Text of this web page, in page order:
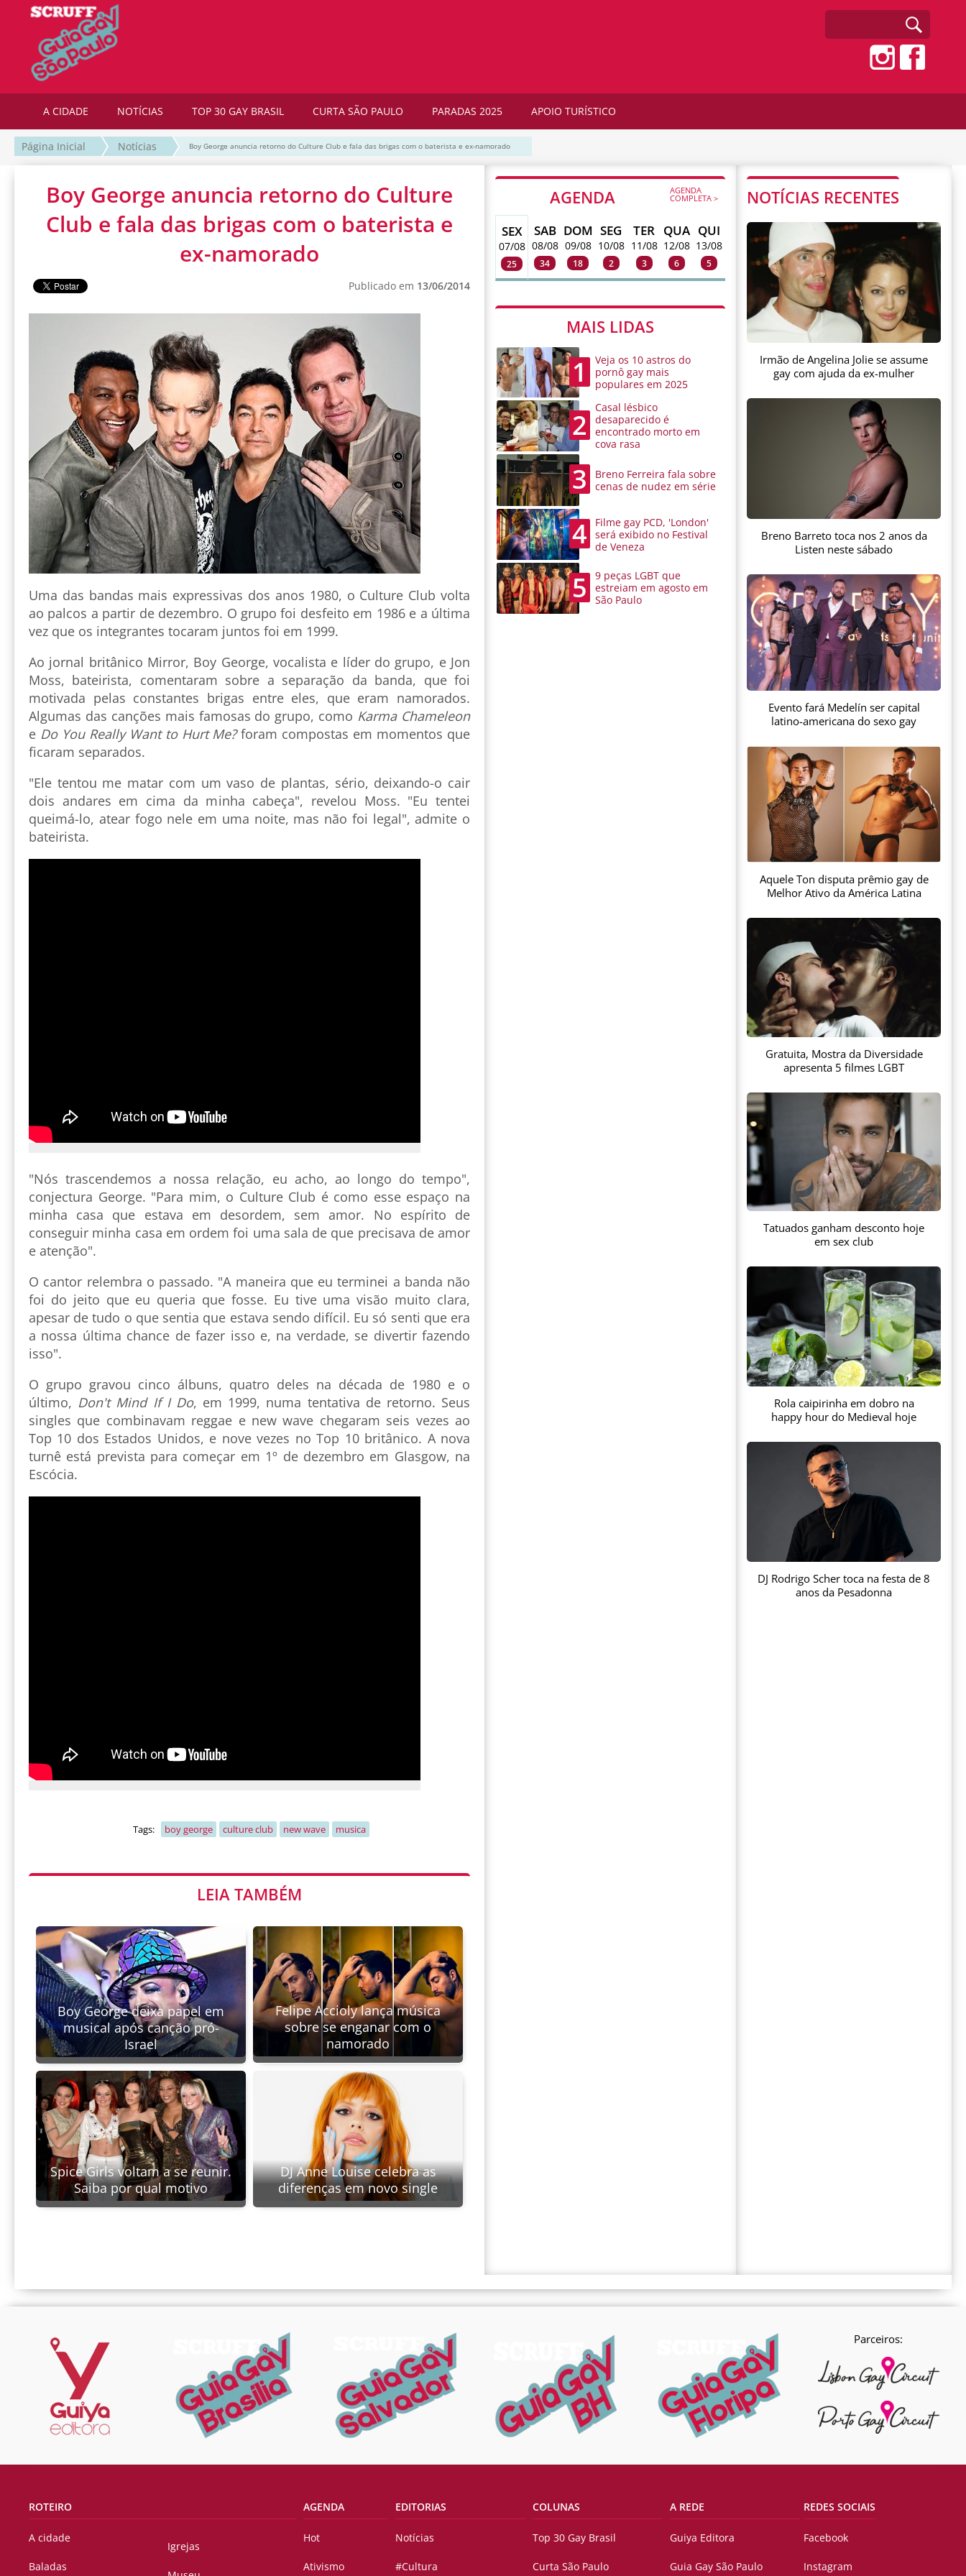
A CIDADE NOTÍCIAS TOP 30 GAY BRASIL CURTA SÃO PAULO PARADAS 2025 APOIO TURÍSTICO
Página Inicial Notícias Boy George anuncia retorno do Culture Club e fala das brigas com o baterista e ex-namorado
Boy George anuncia retorno do Culture
Club e fala das brigas com o baterista e
ex-namorado
Publicado em 13/06/2014
Uma das bandas mais expressivas dos anos 1980, o Culture Club volta
ao palcos a partir de dezembro. O grupo foi desfeito em 1986 e a última
vez que os integrantes tocaram juntos foi em 1999.
Ao jornal britânico Mirror, Boy George, vocalista e líder do grupo, e Jon
Moss, bateirista, comentaram sobre a separação da banda, que foi
motivada pelas constantes brigas entre eles, que eram namorados.
Algumas das canções mais famosas do grupo, como Karma Chameleon
e Do You Really Want to Hurt Me?foram compostas em momentos que
ficaram separados.
"Ele tentou me matar com um vaso de plantas, sério, deixando-o cair
dois andares em cima da minha cabeça", revelou Moss. "Eu tentei
queimá-lo, atear fogo nele em uma noite, mas não foi legal", admite o
bateirista.
"Nós trascendemos a nossa relação, eu acho, ao longo do tempo",
conjectura George. "Para mim, o Culture Club é como esse espaço na
minha casa que estava em desordem, sem amor. No espírito de
conseguir minha casa em ordem foi uma sala de que precisava de amor
e atenção".
O cantor relembra o passado. "A maneira que eu terminei a banda não
foi do jeito que eu queria que fosse. Eu tive uma visão muito clara,
apesar de tudo o que sentia que estava sendo difícil. Eu só senti que era
a nossa última chance de fazer isso e, na verdade, se divertir fazendo
isso".
O grupo gravou cinco álbuns, quatro deles na década de 1980 e o
último, Don't Mind If I Do, em 1999, numa tentativa de retorno. Seus
singles que combinavam reggae e new wave chegaram seis vezes ao
Top 10 dos Estados Unidos, e nove vezes no Top 10 britânico. A nova
turnê está prevista para começar em 1º de dezembro em Glasgow, na
Escócia.
Tags: boy george culture club new wave musica
LEIA TAMBÉM
Boy George deixa papel em
musical após canção pró-
Israel
Felipe Accioly lança música
sobre se enganar com o
namorado
Spice Girls voltam a se reunir.
Saiba por qual motivo
DJ Anne Louise celebra as
diferenças em novo single
AGENDA AGENDA
COMPLETA >
SEX
07/08
25
SAB
08/08
34
DOM
09/08
18
SEG
10/08
2
TER
11/08
3
QUA
12/08
6
QUI
13/08
5
MAIS LIDAS
1
Veja os 10 astros do
pornô gay mais
populares em 2025
2
Casal lésbico
desaparecido é
encontrado morto em
cova rasa
3
Breno Ferreira fala sobre
cenas de nudez em série
4
Filme gay PCD, 'London'
será exibido no Festival
de Veneza
5
9 peças LGBT que
estreiam em agosto em
São Paulo
NOTÍCIAS RECENTES
Irmão de Angelina Jolie se assume
gay com ajuda da ex-mulher
Breno Barreto toca nos 2 anos da
Listen neste sábado
Evento fará Medelín ser capital
latino-americana do sexo gay
Aquele Ton disputa prêmio gay de
Melhor Ativo da América Latina
Gratuita, Mostra da Diversidade
apresenta 5 filmes LGBT
Tatuados ganham desconto hoje
em sex club
Rola caipirinha em dobro na
happy hour do Medieval hoje
DJ Rodrigo Scher toca na festa de 8
anos da Pesadonna
Parceiros:
ROTEIRO
A cidade
Baladas
Igrejas
AGENDA
Hot
Ativismo
EDITORIAS
Notícias
#Cultura
COLUNAS
Top 30 Gay Brasil
Curta São Paulo
A REDE
Guiya Editora
Guia Gay São Paulo
REDES SOCIAIS
Facebook
Instagram